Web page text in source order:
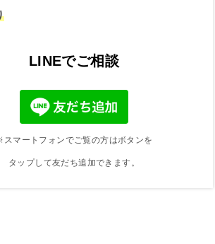
LINEでご相談
マートフォンでご覧の方はボタンを
タップして友だち追加できます。